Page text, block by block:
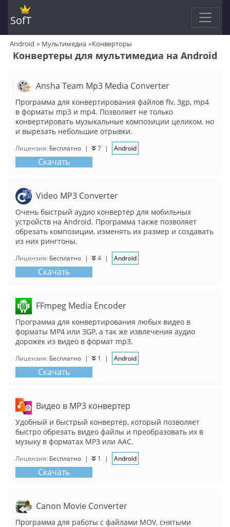
SofT
Android Мультимедиа Конверторы
Конвертеры для мультимедиа на Android
Ansha Team Mp3 Media Converter
Программа для конвертирования файлов flv, 3gp, mp4
в форматы mp3 и mp4. Позволяет не только
конвертировать музыкальные композиции целиком, но
и вырезать небольшие отрывки.
Лицензия: Бесплатно | 7 | Android
Скачать
Video MP3 Converter
Очень быстрый аудио конвертер для мобильных
устройств на Android. Программа также позволяет
обрезать композиции, изменять их размер и создавать
из них рингтоны.
Лицензия: Бесплатно | 4 | Android
Скачать
FFmpeg Media Encoder
Программа для конвертирования любых видео в
форматы MP4 или 3GP, а так же извлечения аудио
дорожек из видео в формат mp3.
Лицензия: Бесплатно | 1 | Android
Скачать
Видео в MP3 конвертер
Удобный и быстрый конвертер, который позволяет
быстро обрезать видео файлы и преобразовать их в
музыку в форматах MP3 или AAC.
Лицензия: Бесплатно | 1 | Android
Скачать
Canon Movie Converter
Программа для работы с файлами MOV, снятыми